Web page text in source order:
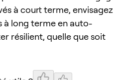
à court terme, envisagez
à long terme en auto-
résilient, quelle que soit